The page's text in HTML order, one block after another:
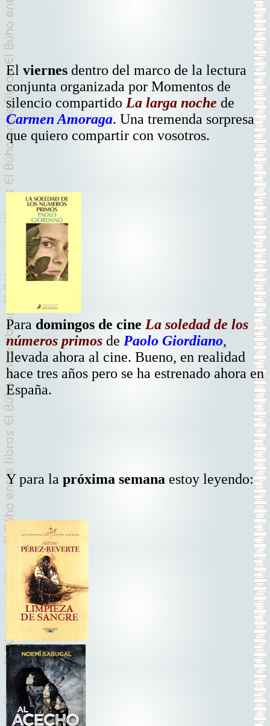
El viernes dentro del marco de la lectura
conjunta organizada por Momentos de
silencio compartido La larga noche de
Carmen Amoraga. Una tremenda sorpresa
que quiero compartir con vosotros.
Para domingos de cine La soledad de los
números primos de Paolo Giordiano,
llevada ahora al cine. Bueno, en realidad
hace tres años pero se ha estrenado ahora en
España.
Y para la próxima semana estoy leyendo: